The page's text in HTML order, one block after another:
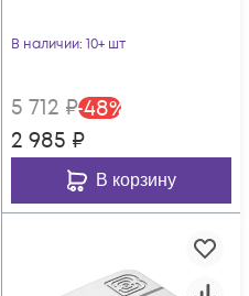
В наличии: 10+ шт
5 712 ₽-48%
2 985 ₽
В корзину